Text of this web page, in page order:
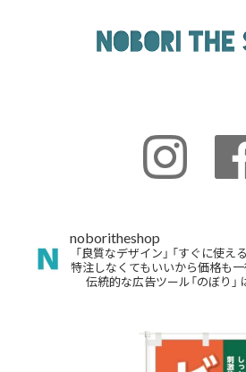
noboritheshop
「良質なデザイン」 「すぐに使
特注しなくてもいいから価格も
伝統的な広告ツール「のぼり」